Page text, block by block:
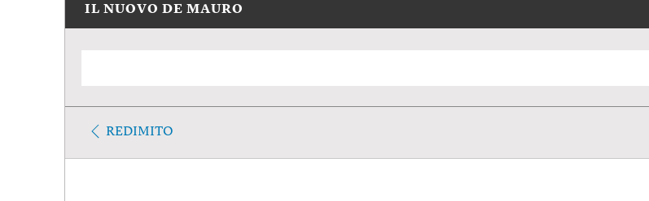
IL NUOVO DE MAURO
REDIMITO